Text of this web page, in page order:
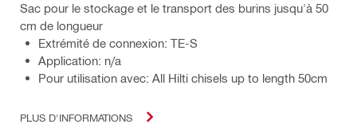
Sac pour le stockage et le transport des burins jusqu'à 50
cm de longueur
Extrémité de connexion: TE-S
Application: n/a
Pour utilisation avec: All Hilti chisels up to length 50cm
PLUS D'INFORMATIONS